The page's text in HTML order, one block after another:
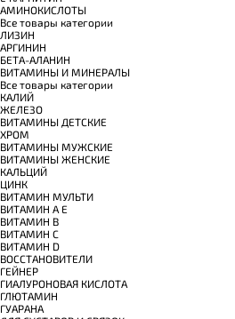
АМИНОКИСЛОТЫ
Все товары категории
ЛИЗИН
АРГИНИН
БЕТА-АЛАНИН
ВИТАМИНЫ И МИНЕРАЛЫ
Все товары категории
КАЛИЙ
ЖЕЛЕЗО
ВИТАМИНЫ ДЕТСКИЕ
ХРОМ
ВИТАМИНЫ МУЖСКИЕ
ВИТАМИНЫ ЖЕНСКИЕ
КАЛЬЦИЙ
ЦИНК
ВИТАМИН МУЛЬТИ
ВИТАМИН A E
ВИТАМИН B
ВИТАМИН C
ВИТАМИН D
ВОССТАНОВИТЕЛИ
ГЕЙНЕР
ГИАЛУРОНОВАЯ КИСЛОТА
ГЛЮТАМИН
ГУАРАНА